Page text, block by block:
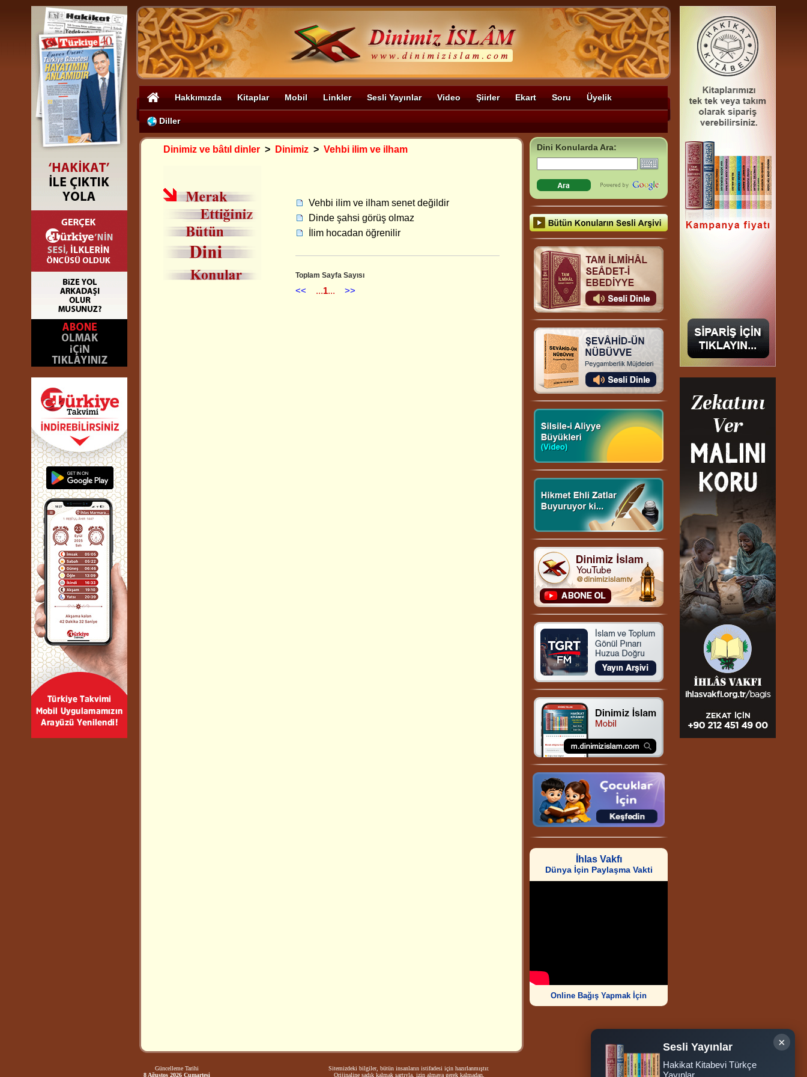
Hakkımızda Kitaplar Mobil Linkler Sesli Yayınlar Video Şiirler Ekart Soru Üyelik
Diller
Dinimiz ve bâtıl dinler > Dinimiz > Vehbi ilim ve ilham
Vehbi ilim ve ilham senet değildir
Dinde şahsi görüş olmaz
İlim hocadan öğrenilir
Toplam Sayfa Sayısı
<< ...1... >>
Dini Konularda Ara:
İhlas Vakfı
Dünya İçin Paylaşma Vakti
Online Bağış Yapmak İçin
Güncelleme Tarihi
8 Ağustos 2026 Cumartesi
Sitemizdeki bilgiler, bütün insanların istifadesi için hazırlanmıştır.
Orijinaline sadık kalmak şartıyla, izin almaya gerek kalmadan,
Ziyaretçi Sayısı
252.011.428
×
Sesli Yayınlar
Hakikat Kitabevi Türkçe
Yayınlar